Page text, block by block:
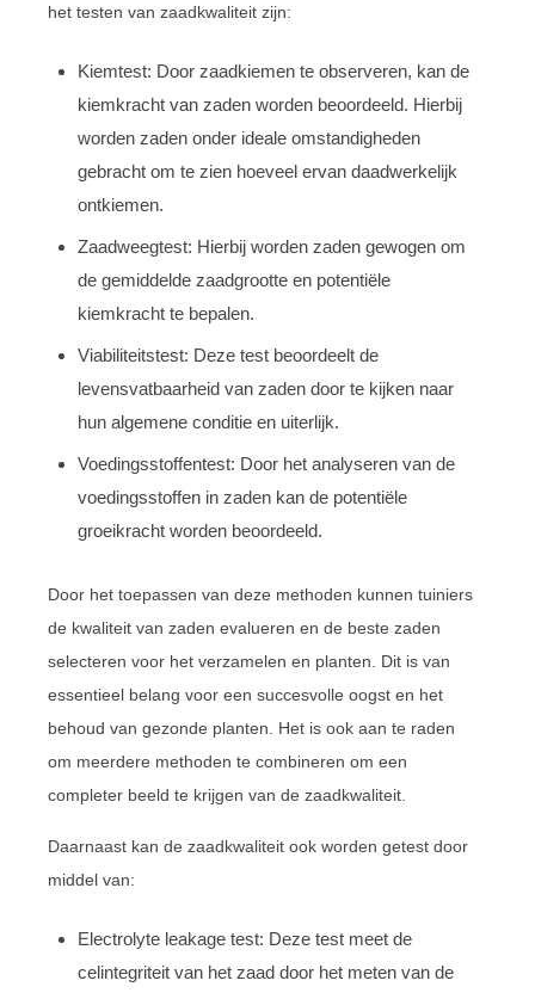
het testen van zaadkwaliteit zijn:
Kiemtest: Door zaadkiemen te observeren, kan de
kiemkracht van zaden worden beoordeeld. Hierbij
worden zaden onder ideale omstandigheden
gebracht om te zien hoeveel ervan daadwerkelijk
ontkiemen.
Zaadweegtest: Hierbij worden zaden gewogen om
de gemiddelde zaadgrootte en potentiële
kiemkracht te bepalen.
Viabiliteitstest: Deze test beoordeelt de
levensvatbaarheid van zaden door te kijken naar
hun algemene conditie en uiterlijk.
Voedingsstoffentest: Door het analyseren van de
voedingsstoffen in zaden kan de potentiële
groeikracht worden beoordeeld.
Door het toepassen van deze methoden kunnen tuiniers
de kwaliteit van zaden evalueren en de beste zaden
selecteren voor het verzamelen en planten. Dit is van
essentieel belang voor een succesvolle oogst en het
behoud van gezonde planten. Het is ook aan te raden
om meerdere methoden te combineren om een
completer beeld te krijgen van de zaadkwaliteit.
Daarnaast kan de zaadkwaliteit ook worden getest door
middel van:
Electrolyte leakage test: Deze test meet de
celintegriteit van het zaad door het meten van de